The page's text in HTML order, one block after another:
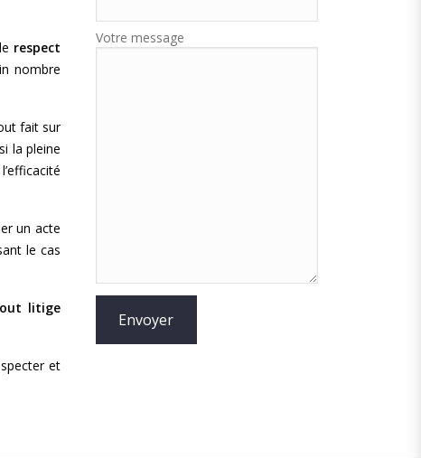
respect
nombre
fait sur
la pleine
un acte
le cas
litige
et
Votre message